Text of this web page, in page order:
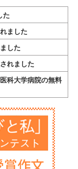
た
ました
した
れました
科大学病院の無料